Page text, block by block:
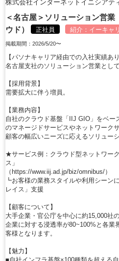
株式会社インターネットイニシアテ
＜名古屋＞ソリューション営業
ウド）
正社員 紹介： イーキャ
掲載期間：2026/5/20〜
【パソナキャリア経由での入社実績あり
名古屋支社のソリューション営業とし
【採用背景】
需要拡大に伴う増員。
【業務内容】
自社のクラウド基盤「IIJ GIO」をベー
のマネージドサービスやネットワーク
顧客の幅広いニーズに応えるソリュー
★サービス例：クラウド型ネットワー
ス」
（https://www.iij.ad.jp/biz/omnibus/）
┗お客様の業務スタイルや利用シーン
レイス」支援
【顧客について】
大手企業・官公庁を中心に約15,000社
企業に対する浸透率が80~100%と各業
客様となります。
【魅力】